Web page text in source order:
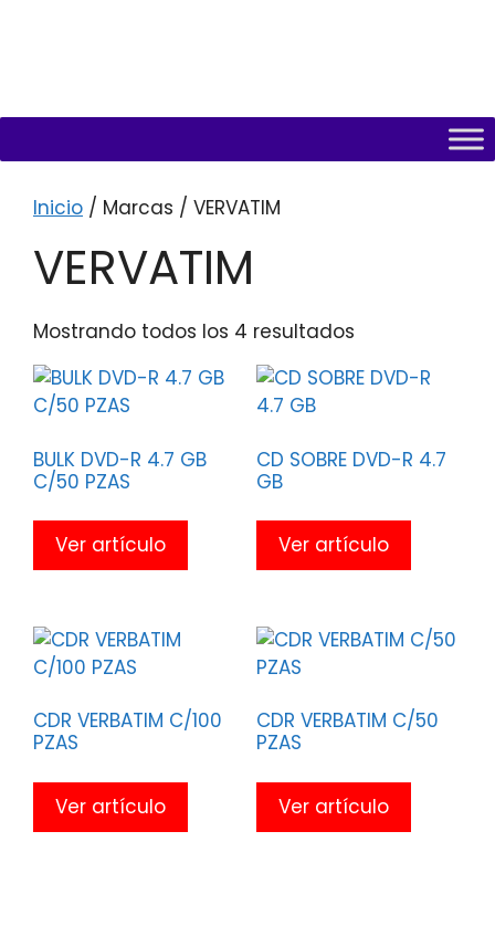
Inicio / Marcas / VERVATIM
VERVATIM
Mostrando todos los 4 resultados
BULK DVD-R 4.7 GB
C/50 PZAS
Ver artículo
CD SOBRE DVD-R 4.7
GB
Ver artículo
CDR VERBATIM C/100
PZAS
Ver artículo
CDR VERBATIM C/50
PZAS
Ver artículo